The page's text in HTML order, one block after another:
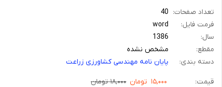
تعداد صفحات: 40
فرمت فایل:
word
سال:
1386
مقطع:
مشخص نشده
دسته بندی:
پایان نامه مهندسی کشاورزی زراعت
قیمت: ۱۵,۰۰۰ تومان ۱۸,۰۰۰ تومان